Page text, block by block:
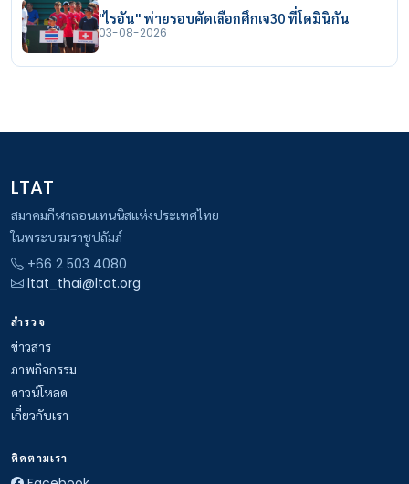
"ไรอัน" พ่ายรอบคัดเลือกศึกเจ30 ที่โดมินิกัน
03-08-2026
LTAT
สมาคมกีฬาลอนเทนนิสแห่งประเทศไทย
ในพระบรมราชูปถัมภ์
+66 2 503 4080
ltat_thai@ltat.org
สำรวจ
ข่าวสาร
ภาพกิจกรรม
ดาวน์โหลด
เกี่ยวกับเรา
ติดตามเรา